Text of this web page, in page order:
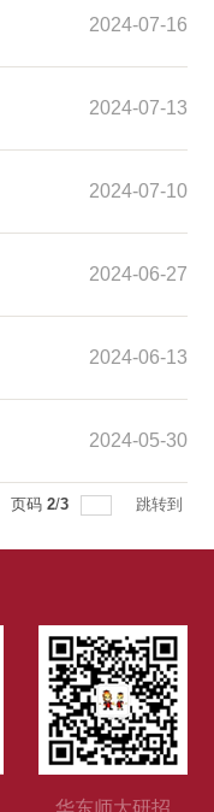
2024-07-16
2024-07-13
2024-07-10
2024-06-27
2024-06-13
2024-05-30
页码 2/3 跳转到
华东师大研招